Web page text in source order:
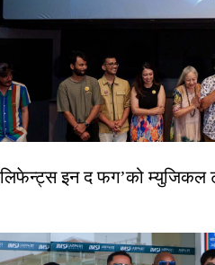
इन द फग’को म्युजिकल